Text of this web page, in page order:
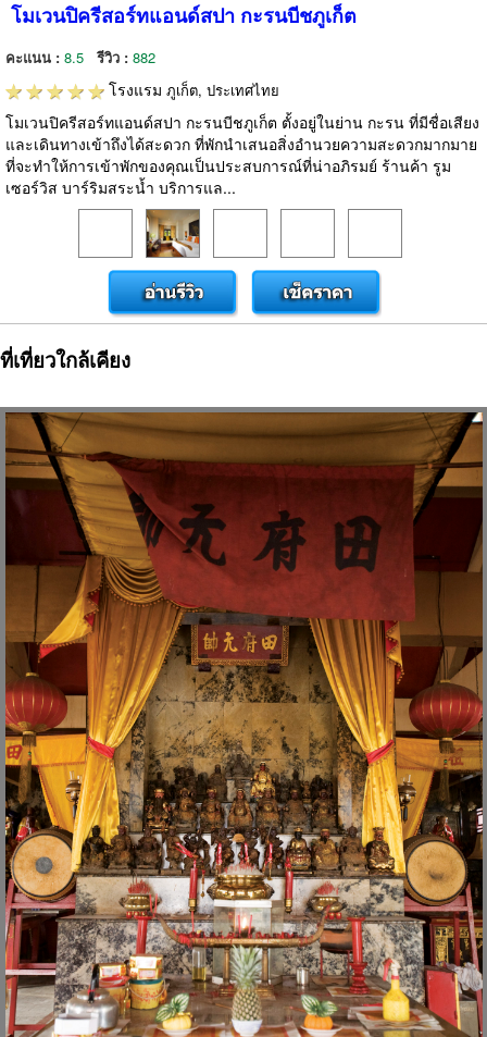
โมเวนปิครีสอร์ทแอนด์สปา กะรนบีชภูเก็ต
คะแนน : 8.5 รีวิว : 882
โรงแรม ภูเก็ต, ประเทศไทย
โมเวนปิครีสอร์ทแอนด์สปา กะรนบีชภูเก็ต ตั้งอยู่ในย่าน กะรน ที่มีชื่อเสียง
และเดินทางเข้าถึงได้สะดวก ที่พักนำเสนอสิ่งอำนวยความสะดวกมากมาย
ที่จะทำให้การเข้าพักของคุณเป็นประสบการณ์ที่น่าอภิรมย์ ร้านค้า รูม
เซอร์วิส บาร์ริมสระน้ำ บริการแล...
ที่เที่ยวใกล้เคียง